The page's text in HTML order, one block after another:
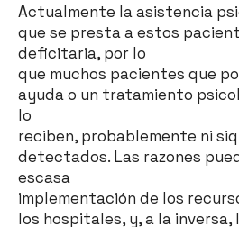
Actualmente la asistencia
que se presta a estos
deficitaria, por lo
que muchos pacientes que
ayuda o un tratamiento
lo
reciben, probablemente ni
detectados. Las razones
escasa
implementación de los
los hospitales, y, a la inversa,